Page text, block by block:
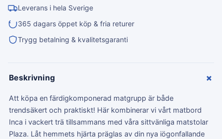
Leverans i hela Sverige
365 dagars öppet köp & fria returer
Trygg betalning & kvalitetsgaranti
Beskrivning +
Att köpa en färdigkomponerad matgrupp är både
trendsäkert och praktiskt! Här kombinerar vi vårt matbord
Inca i vackert trä tillsammans med våra sittvänliga matstolar
Plaza. Låt hemmets hjärta präglas av din nya iögonfallande